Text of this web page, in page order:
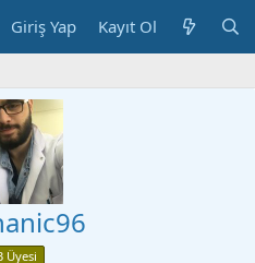
Giriş Yap Kayıt Ol
Üyesi